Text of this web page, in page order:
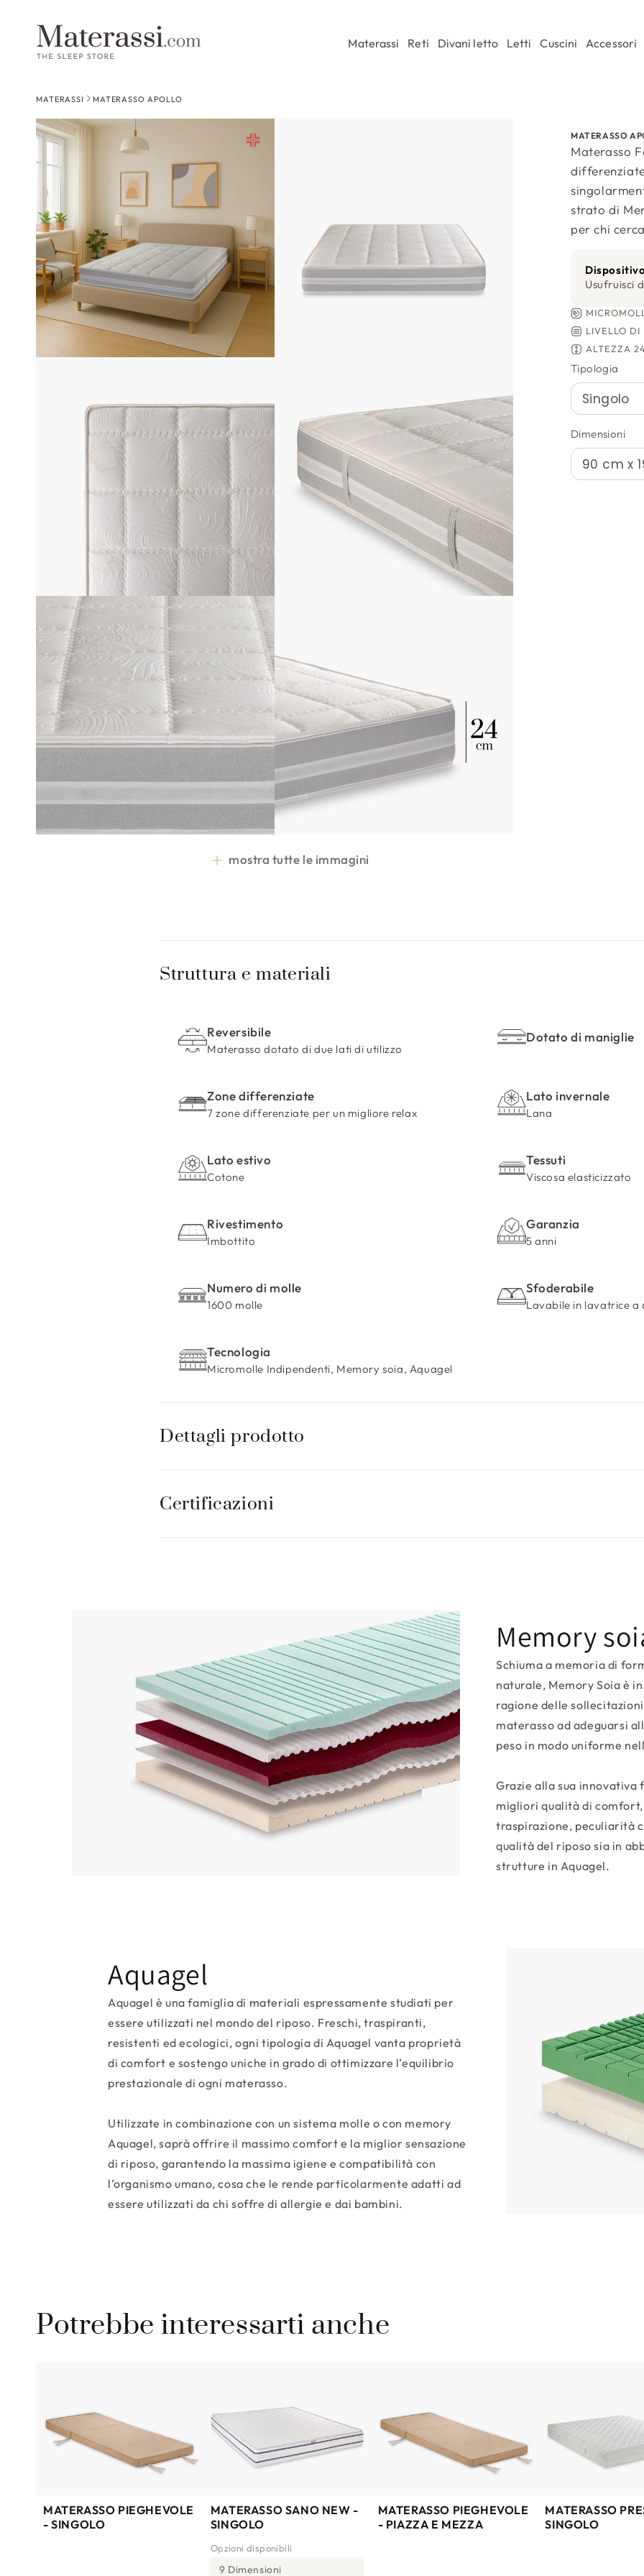
Materassi Reti Divani letto Letti Cuscini Accessori
MATERASSI MATERASSO APOLLO
Passa alle
informazioni
sul prodotto
mostra tutte le immagini
MATERASSO
Materasso
strato di
per chi
Usufruisci
LIVELLO
ALTEZZA
Tipologia
Dimensioni
o
Struttura e materiali
Reversibile
Materasso dotato di due lati di utilizzo
Dotato di maniglie
Zone differenziate
7 zone differenziate per un migliore relax
Lato invernale
Lana
Lato estivo
Cotone
Tessuti
Viscosa elasticizzato
Rivestimento
Imbottito
Garanzia
5 anni
Numero di molle
1600 molle
Sfoderabile
Lavabile in lavatrice a
Tecnologia
Micromolle Indipendenti, Memory soia, Aquagel
Dettagli prodotto
Certificazioni
Memory
Schiuma a memoria di
naturale, Memory Soia è
ragione delle
materasso ad adeguarsi
peso in modo uniforme
Grazie alla sua innovativa
migliori qualità di
traspirazione, peculiarità
qualità del riposo sia in
strutture in Aquagel.
Aquagel
Aquagel è una famiglia di materiali espressamente studiati per
essere utilizzati nel mondo del riposo. Freschi, traspiranti,
resistenti ed ecologici, ogni tipologia di Aquagel vanta proprietà
di comfort e sostengo uniche in grado di ottimizzare l’equilibrio
prestazionale di ogni materasso.
Utilizzate in combinazione con un sistema molle o con memory
Aquagel, saprà offrire il massimo comfort e la miglior sensazione
di riposo, garantendo la massima igiene e compatibilità con
l’organismo umano, cosa che le rende particolarmente adatti ad
essere utilizzati da chi soffre di allergie e dai bambini.
Potrebbe interessarti anche
MATERASSO PIEGHEVOLE
- SINGOLO
MATERASSO SANO NEW -
SINGOLO
Opzioni disponibili
9 Dimensioni
MATERASSO PIEGHEVOLE
- PIAZZA E MEZZA
MATERASSO
SINGOLO